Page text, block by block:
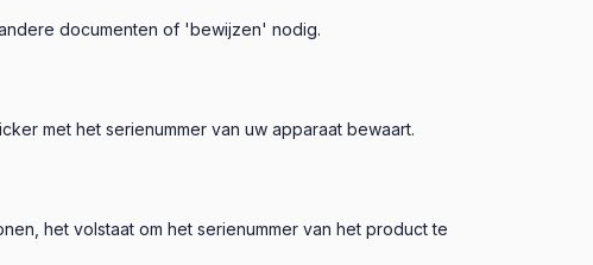
documenten of 'bewijzen' nodig.
met het serienummer van uw apparaat bewaart.
het volstaat om het serienummer van het product te